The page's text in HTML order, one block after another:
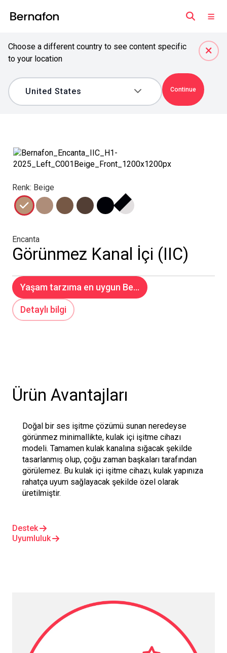
Choose a different country to see content specific
to your location
Continue
Renk: Beige
Encanta
Görünmez Kanal İçi (IIC)
Yaşam tarzıma en uygun Be...
Detaylı bilgi
Ürün Avantajları
Doğal bir ses işitme çözümü sunan neredeyse
görünmez minimallikte, kulak içi işitme cihazı
modeli. Tamamen kulak kanalına sığacak şekilde
tasarlanmış olup, çoğu zaman başkaları tarafından
görülemez. Bu kulak içi işitme cihazı, kulak yapınıza
rahatça uyum sağlayacak şekilde özel olarak
üretilmiştir.
Destek
Uyumluluk